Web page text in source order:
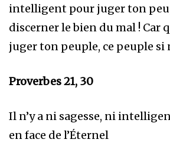
intelligent pour juger ton
discerner le bien du mal ! Car
juger ton peuple, ce peuple si
Proverbes 21, 30
Il n’y a ni sagesse, ni
en face de l’Éternel